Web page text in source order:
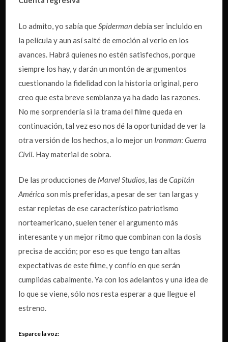
Lo admito, yo sabía queSpidermandebía ser incluido en
la película y aun así salté de emoción al verlo en los
avances. Habrá quienes no estén satisfechos, porque
siempre los hay, y darán un montón de argumentos
cuestionando la fidelidad con la historia original, pero
creo que esta breve semblanza ya ha dado las razones.
No me sorprendería si la trama del filme queda en
continuación, tal vez eso nos dé la oportunidad de ver la
otra versión de los hechos, a lo mejor un Ironman:Guerra
Civil. Hay material de sobra.
De las producciones de Marvel Studios, las deCapitán
América son mis preferidas, a pesar de ser tan largas y
estar repletas de ese característico patriotismo
norteamericano, suelen tener el argumento más
interesante y un mejor ritmo que combinan con la dosis
precisa de acción; por eso es que tengo tan altas
expectativas de este filme, y confío en que serán
cumplidas cabalmente. Ya con los adelantos y una idea de
lo que se viene, sólo nos resta esperar a que llegue el
estreno.
Esparce la voz: